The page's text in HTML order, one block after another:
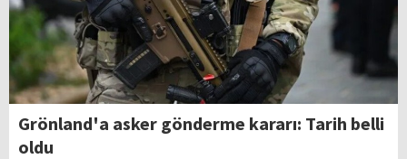
Grönland'a asker gönderme kararı: Tarih belli
oldu